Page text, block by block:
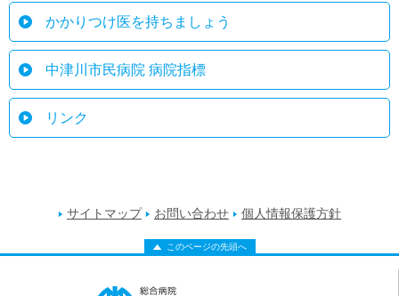
かかりつけ医を持ちましょう
中津川市民病院 病院指標
リンク
サイトマップ お問い合わせ 個人情報保護方針
このページの先頭へ